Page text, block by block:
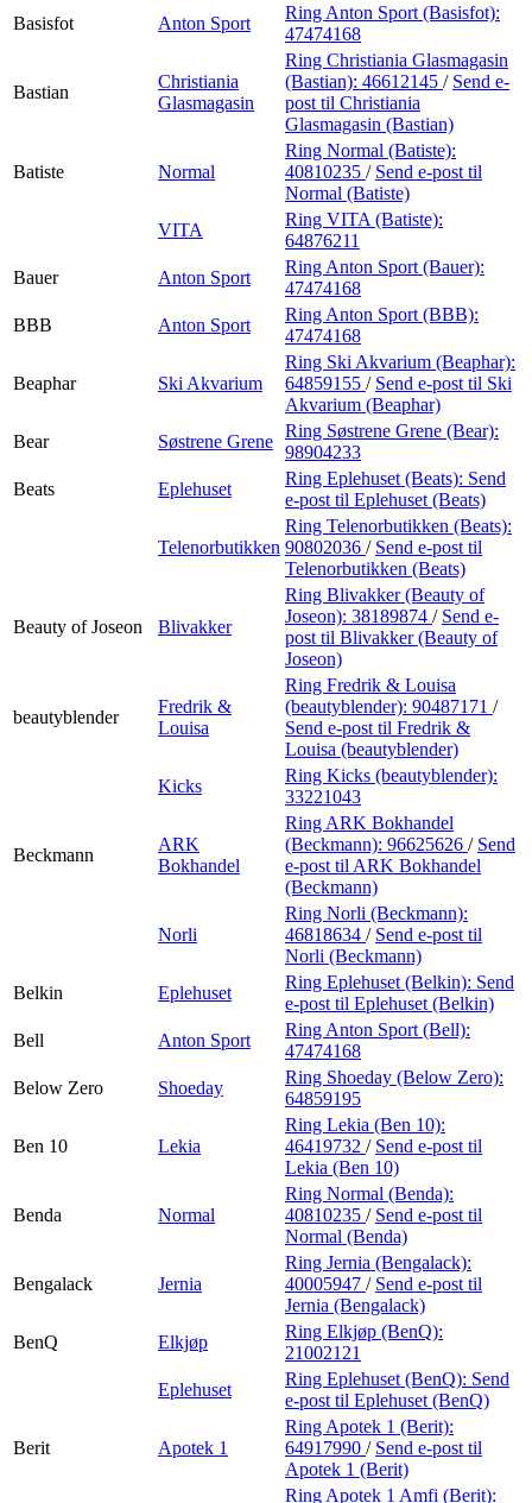
Basisfot
Anton Sport
Ring Anton Sport (Basisfot):
47474168
Bastian
Christiania
Glasmagasin
Ring Christiania Glasmagasin
(Bastian): 46612145 / Send e-
post til Christiania
Glasmagasin (Bastian)
Batiste Normal
Ring Normal (Batiste):
40810235 / Send e-post til
Normal (Batiste)
VITA
Ring VITA (Batiste):
64876211
Bauer
Anton Sport
Ring Anton Sport (Bauer):
47474168
BBB
Anton Sport
Ring Anton Sport (BBB):
47474168
Beaphar Ski Akvarium
Ring Ski Akvarium (Beaphar):
64859155 / Send e-post til Ski
Akvarium (Beaphar)
Bear
Søstrene Grene
Ring Søstrene Grene (Bear):
98904233
Beats
Eplehuset
Ring Eplehuset (Beats): Send
e-post til Eplehuset (Beats)
Telenorbutikken
Ring Telenorbutikken (Beats):
90802036 / Send e-post til
Telenorbutikken (Beats)
Beauty of Joseon Blivakker
Ring Blivakker (Beauty of
Joseon): 38189874 / Send e-
post til Blivakker (Beauty of
Joseon)
beautyblender
Fredrik &
Louisa
Ring Fredrik & Louisa
(beautyblender): 90487171 /
Send e-post til Fredrik &
Louisa (beautyblender)
Kicks
Ring Kicks (beautyblender):
33221043
Beckmann
ARK
Bokhandel
Ring ARK Bokhandel
(Beckmann): 96625626 / Send
e-post til ARK Bokhandel
(Beckmann)
Norli
Ring Norli (Beckmann):
46818634 / Send e-post til
Norli (Beckmann)
Belkin
Eplehuset
Ring Eplehuset (Belkin): Send
e-post til Eplehuset (Belkin)
Bell
Anton Sport
Ring Anton Sport (Bell):
47474168
Below Zero
Shoeday
Ring Shoeday (Below Zero):
64859195
Ben 10 Lekia
Ring Lekia (Ben 10):
46419732 / Send e-post til
Lekia (Ben 10)
Benda Normal
Ring Normal (Benda):
40810235 / Send e-post til
Normal (Benda)
Bengalack Jernia
Ring Jernia (Bengalack):
40005947 / Send e-post til
Jernia (Bengalack)
BenQ
Elkjøp
Ring Elkjøp (BenQ):
21002121
Eplehuset
Ring Eplehuset (BenQ): Send
e-post til Eplehuset (BenQ)
Berit Apotek 1
Ring Apotek 1 (Berit):
64917990 / Send e-post til
Apotek 1 (Berit)
Ring Apotek 1 Amfi (Berit):